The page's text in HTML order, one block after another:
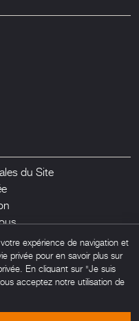
du Site
expérience de navigation et
privée pour en savoir plus sur
En cliquant sur "Je suis
acceptez notre utilisation de